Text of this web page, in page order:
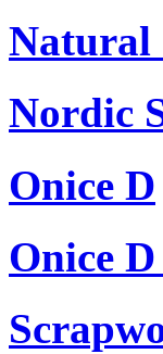
Natural
Nordic
Onice D
Onice